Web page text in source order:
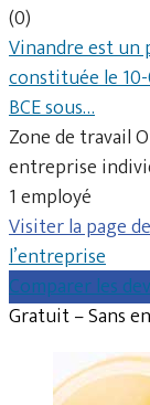
(0)
Vinandre est un
constituée le
BCE sous…
Zone de travail
entreprise
1 employé
Visiter la page
l’entreprise
Comparer les
Gratuit – Sans